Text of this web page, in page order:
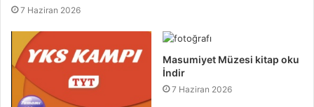
7 Haziran 2026
Masumiyet Müzesi kitap oku
İndir
7 Haziran 2026